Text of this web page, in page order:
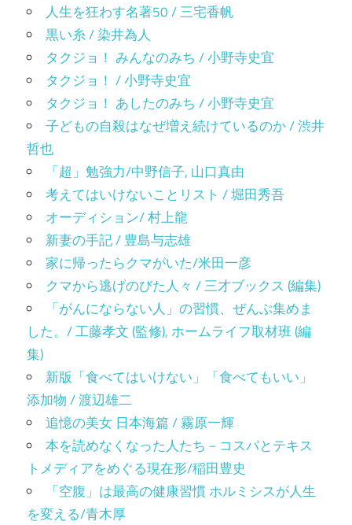
人生を狂わす名著50 / 三宅香帆
黒い糸 / 染井為人
タクジョ！ みんなのみち / 小野寺史宜
タクジョ！ / 小野寺史宜
タクジョ！ あしたのみち / 小野寺史宜
子どもの自殺はなぜ増え続けているのか / 渋井
哲也
「超」勉強力/中野信子, 山口真由
考えてはいけないことリスト / 堀田秀吾
オーディション/ 村上龍
新妻の手記 / 豊島与志雄
家に帰ったらクマがいた/米田一彦
クマから逃げのびた人々 / 三才ブックス (編集)
「がんにならない人」の習慣、ぜんぶ集めま
した。/ 工藤孝文 (監修), ホームライフ取材班 (編
集)
新版「食べてはいけない」「食べてもいい」
添加物 / 渡辺雄二
追憶の美女 日本海篇 / 霧原一輝
本を読めなくなった人たち－コスパとテキス
トメディアをめぐる現在形/稲田豊史
「空腹」は最高の健康習慣 ホルミシスが人生
を変える/青木厚